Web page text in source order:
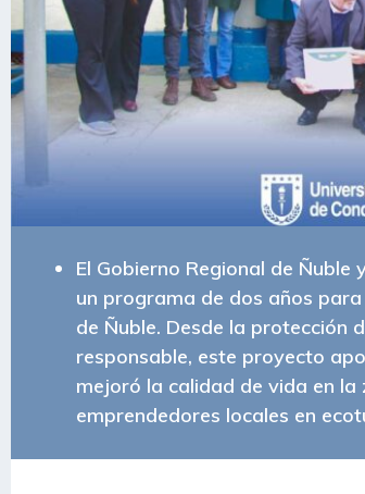
El Gobierno Regional de
un programa de dos años
de Ñuble. Desde la protección
responsable, este proyecto
mejoró la calidad de vida en
emprendedores locales en